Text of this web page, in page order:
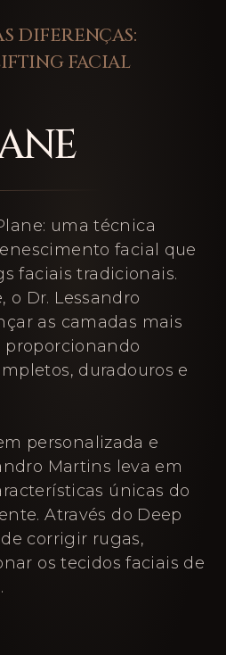
DIFERENÇAS:
FACIAL
uma técnica
facial que
faciais tradicionais.
o Dr. Lessandro
as camadas mais
proporcionando
duradouros e
personalizada e
Martins leva em
únicas do
Através do Deep
corrigir rugas,
os tecidos faciais de